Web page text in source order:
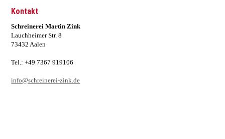
Kontakt
Schreinerei Martin Zink
Lauchheimer Str. 8
73432 Aalen
Tel.: +49 7367 919106
info@schreinerei-zink.de